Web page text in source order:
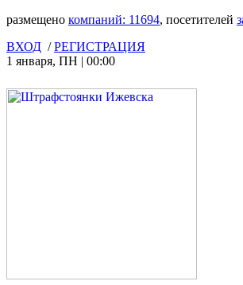
размещено компаний: 11694, посетителей
ВХОД /РЕГИСТРАЦИЯ
1 января, ПН | 00:00